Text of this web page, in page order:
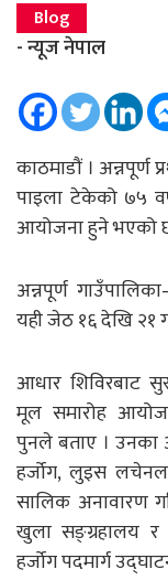
Blog
- न्यूज नेपाल
काठमाडौं । अन्नपूर्ण
पाइला टेकेको ७५
आयोजना हुने भएको
अन्नपूर्ण
यही जेठ १६ देखि २१
आधार शिविरबाट
मूल समारोह
पुनले बताए । उनका
हर्जोग, लुइस लचेनल
सालिक अनावारण
खुला सङ्ग्रहालय र
हर्जोग पदमार्ग